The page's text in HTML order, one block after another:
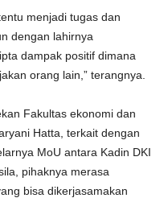
menjadi tugas dan
dengan lahirnya
dampak positif dimana
orang lain,” terangnya.
Fakultas ekonomi dan
Hatta, terkait dengan
MoU antara Kadin DKI
pihaknya merasa
bisa dikerjasamakan